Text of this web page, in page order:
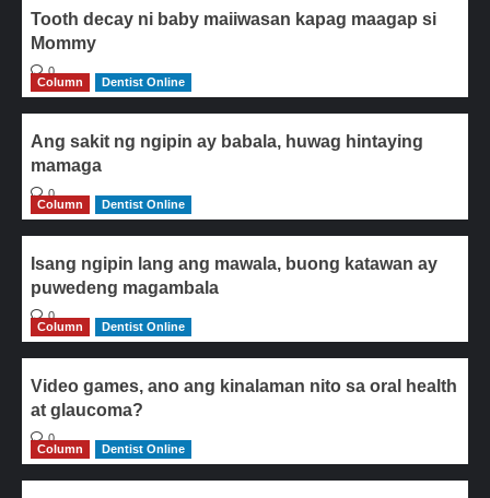
Tooth decay ni baby maiiwasan kapag maagap si
Mommy
0
Column
Dentist Online
Ang sakit ng ngipin ay babala, huwag hintaying
mamaga
0
Column
Dentist Online
Isang ngipin lang ang mawala, buong katawan ay
puwedeng magambala
0
Column
Dentist Online
Video games, ano ang kinalaman nito sa oral health
at glaucoma?
0
Column
Dentist Online